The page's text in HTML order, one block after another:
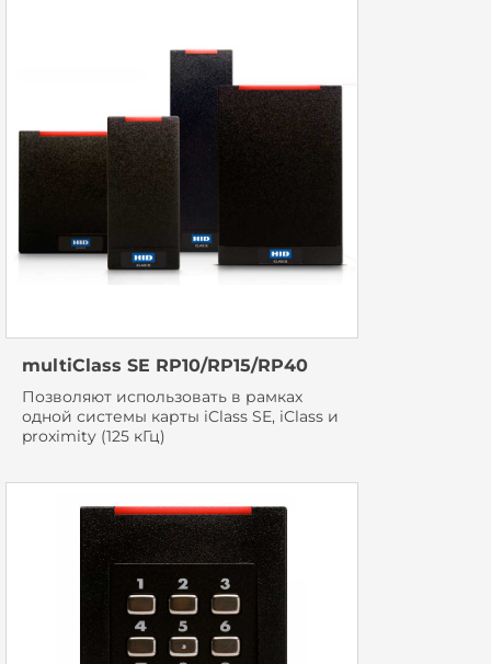
multiClass SE RP10/RP15/RP40
Позволяют использовать в рамках
одной системы карты iClass SE, iClass и
proximity (125 кГц)